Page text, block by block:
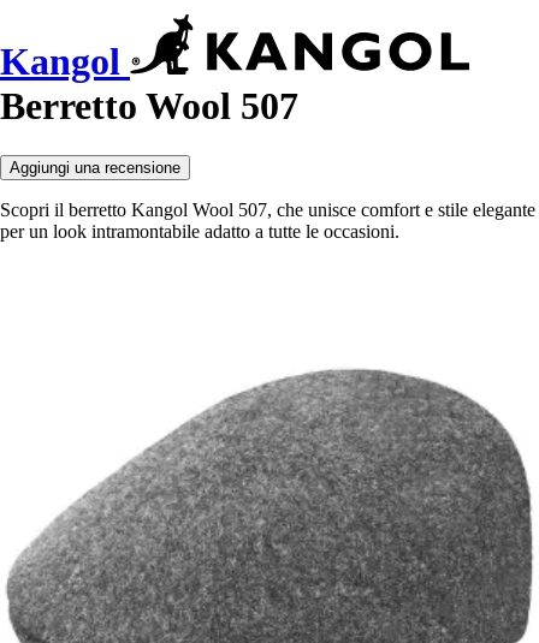
Kangol
Berretto Wool 507
Aggiungi una recensione
Scopri il berretto Kangol Wool 507, che unisce comfort e stile elegante
per un look intramontabile adatto a tutte le occasioni.